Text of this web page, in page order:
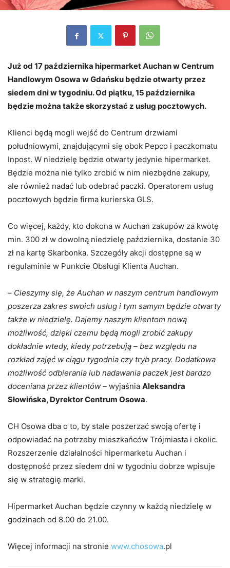
Już od 17 października hipermarket Auchan w Centrum
Handlowym Osowa w Gdańsku będzie otwarty przez
siedem dni w tygodniu. Od piątku, 15 października
będzie można także skorzystać z usług pocztowych.
Klienci będą mogli wejść do Centrum drzwiami
południowymi, znajdującymi się obok Pepco i paczkomatu
Inpost. W niedzielę będzie otwarty jedynie hipermarket.
Będzie można nie tylko zrobić w nim niezbędne zakupy,
ale również nadać lub odebrać paczki. Operatorem usług
pocztowych będzie firma kurierska GLS.
Co więcej, każdy, kto dokona w Auchan zakupów za kwotę
min. 300 zł w dowolną niedzielę października, dostanie 30
zł na kartę Skarbonka. Szczegóły akcji dostępne są w
regulaminie w Punkcie Obsługi Klienta Auchan.
– Cieszymy się, że Auchan w naszym centrum handlowym
poszerza zakres swoich usług i tym samym będzie otwarty
także w niedzielę. Dajemy naszym klientom nową
możliwość, dzięki czemu będą mogli zrobić zakupy
dokładnie wtedy, kiedy potrzebują – bez względu na
rozkład zajęć w ciągu tygodnia czy tryb pracy. Dodatkowa
możliwość odbierania lub nadawania paczek jest bardzo
doceniana przez klientów – wyjaśnia Aleksandra
Słowińska, Dyrektor Centrum Osowa.
CH Osowa dba o to, by stale poszerzać swoją ofertę i
odpowiadać na potrzeby mieszkańców Trójmiasta i okolic.
Rozszerzenie działalności hipermarketu Auchan i
dostępność przez siedem dni w tygodniu dobrze wpisuje
się w strategię marki.
Hipermarket Auchan będzie czynny w każdą niedzielę w
godzinach od 8.00 do 21.00.
Więcej informacji na stronie www.chosowa.pl